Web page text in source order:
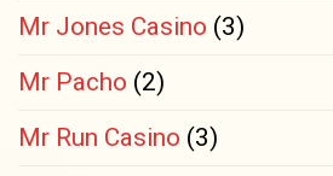
Mr Jones Casino (3)
Mr Pacho (2)
Mr Run Casino (3)